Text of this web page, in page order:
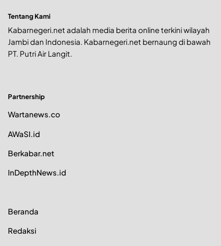
Tentang Kami
Kabarnegeri.net adalah media berita online terkini wilayah
Jambi dan Indonesia. Kabarnegeri.net bernaung di bawah
PT. Putri Air Langit.
Partnership
Wartanews.co
AWaSI.id
Berkabar.net
InDepthNews.id
Beranda
Redaksi